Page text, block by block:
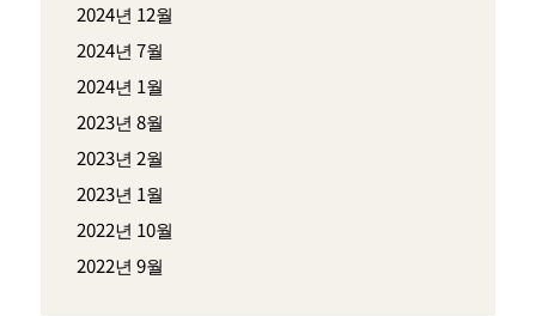
2024년 12월
2024년 7월
2024년 1월
2023년 8월
2023년 2월
2023년 1월
2022년 10월
2022년 9월